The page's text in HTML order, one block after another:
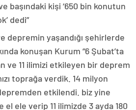
başındaki kişi ‘650 bin konutun
dedi”
depremin yaşandığı şehirlerde
konuşan Kurum “6 Şubat’ta
ve 11 ilimizi etkileyen bir deprem
toprağa verdik. 14 milyon
etkilendi. biz yine
el ele verip 11 ilimizde 3 ayda 180